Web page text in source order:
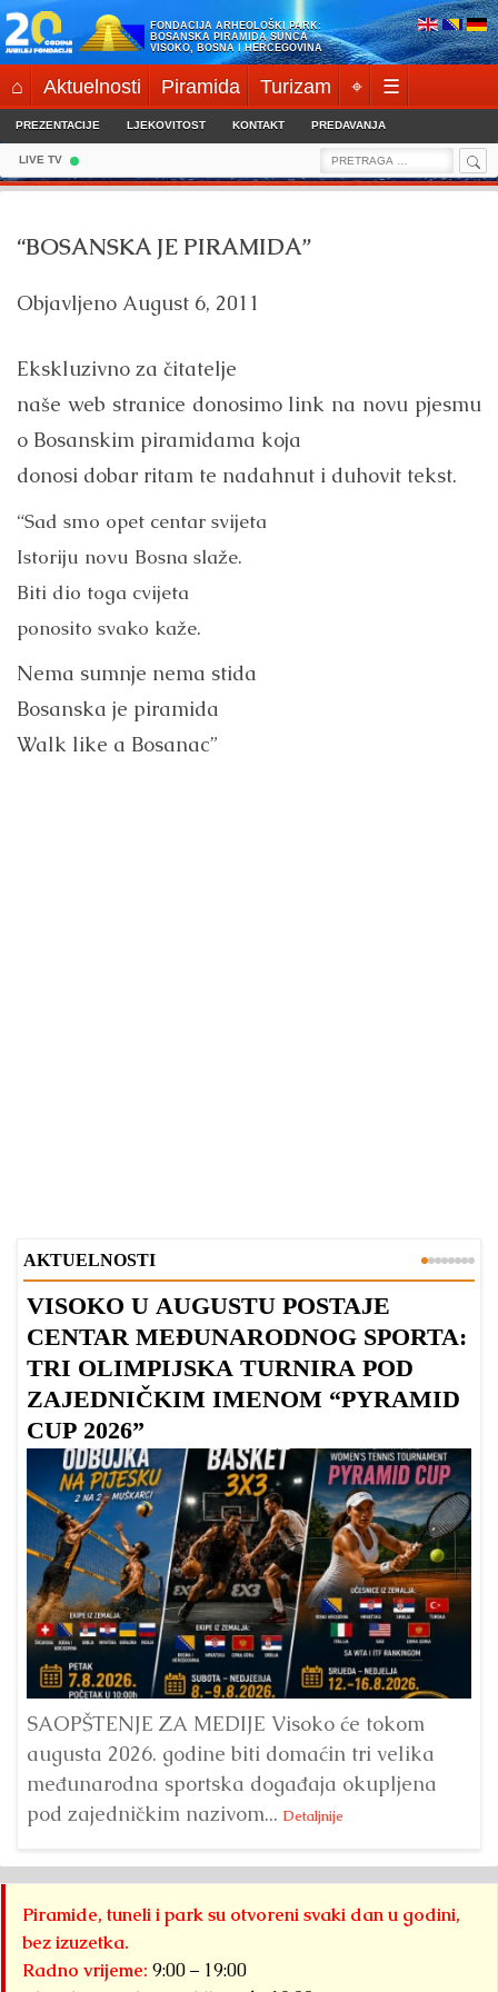
Skip
to
content
FONDACIJA ARHEOLOŠKI PARK:
BOSANSKA PIRAMIDA SUNCA
VISOKO, BOSNA I HERCEGOVINA
⌂ Aktuelnosti Piramida Turizam ⌖ ☰
PREZENTACIJE LJEKOVITOST KONTAKT PREDAVANJA
LIVE TV
Search
for:
“BOSANSKA JE PIRAMIDA”
Objavljeno August 6, 2011
Ekskluzivno za čitatelje
naše web stranice donosimo link na novu pjesmu
o Bosanskim piramidama koja
donosi dobar ritam te nadahnut i duhovit tekst.
“Sad smo opet centar svijeta
Istoriju novu Bosna slaže.
Biti dio toga cvijeta
ponosito svako kaže.
Nema sumnje nema stida
Bosanska je piramida
Walk like a Bosanac”
AKTUELNOSTI
VISOKO U AUGUSTU POSTAJE
CENTAR MEĐUNARODNOG SPORTA:
TRI OLIMPIJSKA TURNIRA POD
ZAJEDNIČKIM IMENOM “PYRAMID
CUP 2026”
SAOPŠTENJE ZA MEDIJE Visoko će tokom
augusta 2026. godine biti domaćin tri velika
međunarodna sportska događaja okupljena
pod zajedničkim nazivom... Detaljnije
Piramide, tuneli i park su otvoreni svaki dan u godini,
bez izuzetka.
Radno vrijeme: 9:00 – 19:00